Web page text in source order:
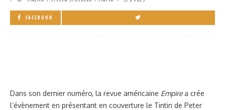
FACEBOOK
Dans son dernier numéro, la revue américaine Empirea crée
l’évènement en présentant en couverture le Tintin de Peter